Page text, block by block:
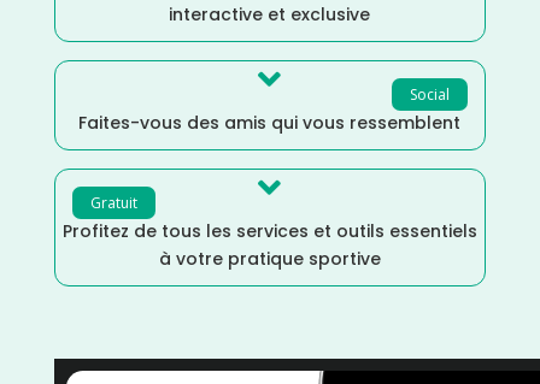
interactive et exclusive
Social

Faites-vous des amis qui vous ressemblent
Gratuit 
Profitez de tous les services et outils essentiels
à votre pratique sportive